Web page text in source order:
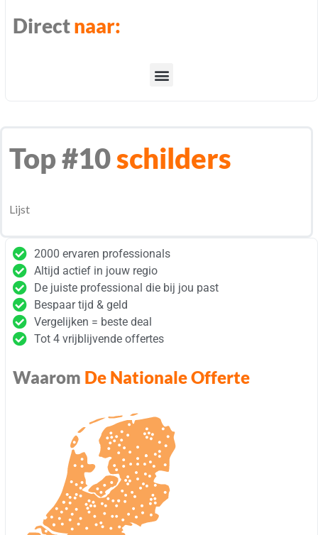
Directnaar:
Top #10schilders
Lijst
2000 ervaren professionals
Altijd actief in jouw regio
De juiste professional die bij jou past
Bespaar tijd & geld
Vergelijken = beste deal
Tot 4 vrijblijvende offertes
Waarom De Nationale Offerte